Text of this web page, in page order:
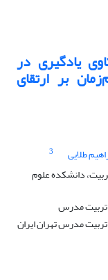
یادگیری در
بر ارتقای
طلایی
3
دانشکده علوم
تربیت مدرس
مدرس تهران ایران